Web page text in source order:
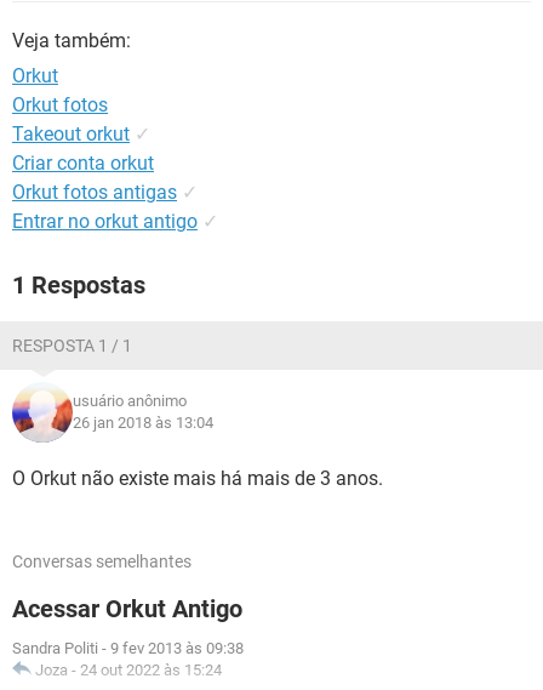
Veja também:
Orkut
Orkut fotos
Takeout orkut ✓
Criar conta orkut
Orkut fotos antigas ✓
Entrar no orkut antigo ✓
1 Respostas
RESPOSTA 1 / 1
usuário anônimo
26 jan 2018 às 13:04
O Orkut não existe mais há mais de 3 anos.
Conversas semelhantes
Acessar Orkut Antigo
Sandra Politi - 9 fev 2013 às 09:38
Joza - 24 out 2022 às 15:24